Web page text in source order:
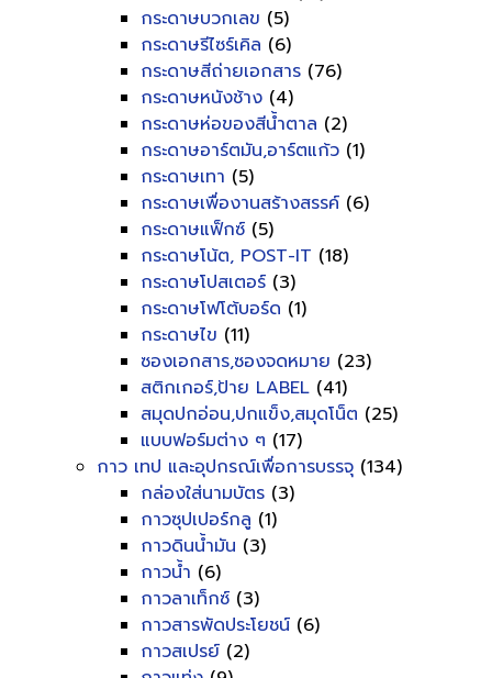
กระดาษบวกเลข (5)
กระดาษรีไซร์เคิล (6)
กระดาษสีถ่ายเอกสาร (76)
กระดาษหนังช้าง (4)
กระดาษห่อของสีน้ำตาล (2)
กระดาษอาร์ตมัน,อาร์ตแก้ว (1)
กระดาษเทา (5)
กระดาษเพื่องานสร้างสรรค์ (6)
กระดาษแฟ็กซ์ (5)
กระดาษโน้ต, POST-IT (18)
กระดาษโปสเตอร์ (3)
กระดาษโฟโต้บอร์ด (1)
กระดาษไข (11)
ซองเอกสาร,ซองจดหมาย (23)
สติกเกอร์,ป้าย LABEL (41)
สมุดปกอ่อน,ปกแข็ง,สมุดโน็ต (25)
แบบฟอร์มต่าง ๆ (17)
กาว เทป และอุปกรณ์เพื่อการบรรจุ (134)
กล่องใส่นามบัตร (3)
กาวซุปเปอร์กลู (1)
กาวดินน้ำมัน (3)
กาวน้ำ (6)
กาวลาเท็กซ์ (3)
กาวสารพัดประโยชน์ (6)
กาวสเปรย์ (2)